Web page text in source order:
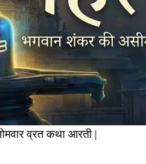
व्रत कथा आरती |